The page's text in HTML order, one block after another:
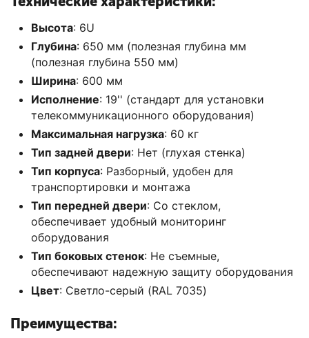
Высота: 6U
Глубина: 650 мм (полезная глубина мм
(полезная глубина 550 мм)
Ширина: 600 мм
Исполнение: 19'' (стандарт для установки
телекоммуникационного оборудования)
Максимальная нагрузка: 60 кг
Тип задней двери: Нет (глухая стенка)
Тип корпуса: Разборный, удобен для
транспортировки и монтажа
Тип передней двери: Со стеклом,
обеспечивает удобный мониторинг
оборудования
Тип боковых стенок: Не съемные,
обеспечивают надежную защиту оборудования
Цвет: Светло-серый (RAL 7035)
Преимущества: